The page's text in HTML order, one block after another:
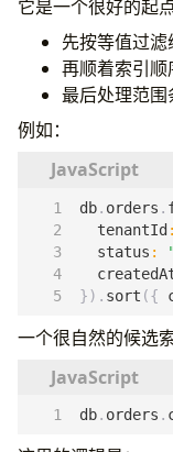
它是一个很好的起
先按等值过滤
再顺着索引
最后处理范围
例如：
db. orders .
tenantId:
status :
}). sort ({
一个很自然的候选索
db. orders .